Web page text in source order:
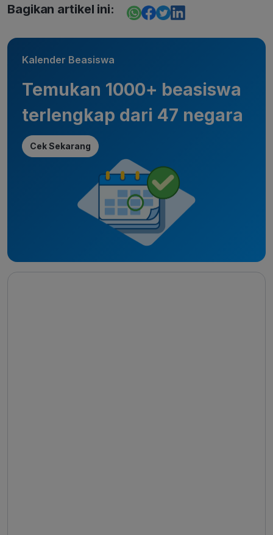
Bagikan artikel ini:
Kalender Beasiswa
Temukan 1000+ beasiswa
terlengkap dari 47 negara
Cek Sekarang